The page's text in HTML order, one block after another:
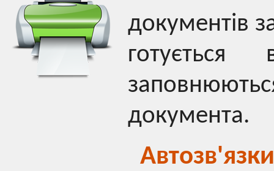
документів
документа.
Автозв'язки